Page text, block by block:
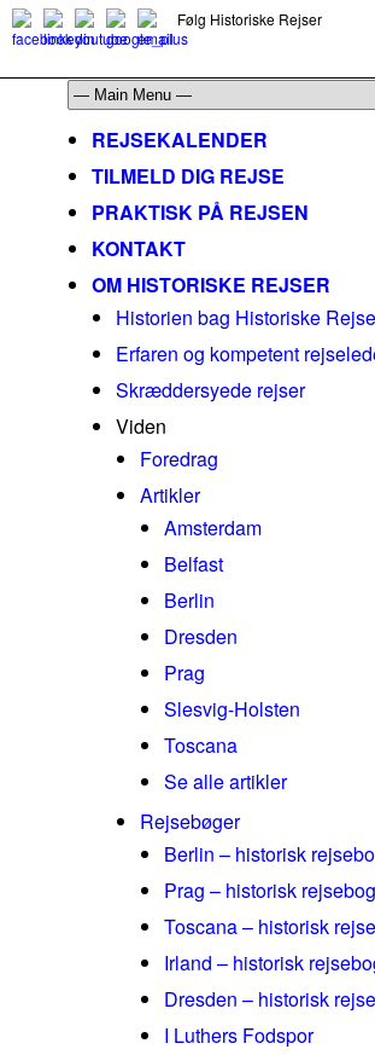
Følg Historiske Rejser
REJSEKALENDER
TILMELD DIG REJSE
PRAKTISK PÅ REJSEN
KONTAKT
OM HISTORISKE REJSER
Historien bag Historiske
Erfaren og kompetent
Skræddersyede rejser
Viden
Foredrag
Artikler
Amsterdam
Belfast
Berlin
Dresden
Prag
Slesvig-Holsten
Toscana
Se alle artikler
Rejsebøger
Berlin – historisk
Prag – historisk
Toscana – historisk
Irland – historisk
Dresden – historisk
I Luthers Fodspor